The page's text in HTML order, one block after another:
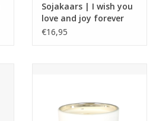
Sojakaars | I wish you
love and joy forever
and always
€16,95